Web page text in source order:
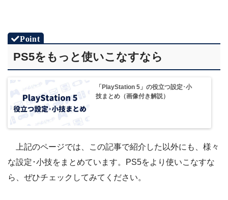
PS5をもっと使いこなすなら
「PlayStation 5」の役立つ設定･小
技まとめ（画像付き解説）
上記のページでは、この記事で紹介した以外にも、様々
な設定･小技をまとめています。PS5をより使いこなすな
ら、ぜひチェックしてみてください。